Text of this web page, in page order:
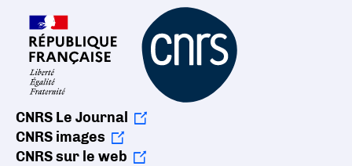
CNRS Le Journal
CNRS images
CNRS sur le web